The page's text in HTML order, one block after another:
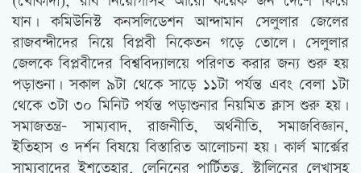
যান। কমিউনিস্ট কনসলিডেশন আন্দামান সেলুলার জেলের
রাজবন্দীদের নিয়ে বিপ্লবী নিকেতন গড়ে তোলে। সেলুলার
জেলকে বিপ্লবীদের বিশ্ববিদ্যালয়ে পরিণত করার জন্য শুরু হয়
পড়াশুনা। সকাল ৯টা থেকে সাড়ে ১১টা পর্যন্ত এবং বেলা ১টা
থেকে ৩টা ৩০ মিনিট পর্যন্ত পড়াশুনার নিয়মিত ক্লাস শুরু হয়।
সমাজতন্ত্র- সাম্যবাদ, রাজনীতি, অর্থনীতি, সমাজবিজ্ঞান,
ইতিহাস ও দর্শন বিষয়ে বিস্তারিত আলোচনা হয়। কার্ল মার্ক্সের
সাম্যবাদের ইশতেহার, লেনিনের পার্টিতত্ত্ব, স্টালিনের লেখাসহ